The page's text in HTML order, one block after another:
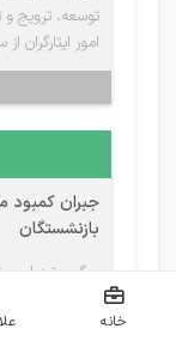
توسعه، ترویج
امور ایثارگران
جبران کمبود
بازنشستگان
پیگیر
خانه